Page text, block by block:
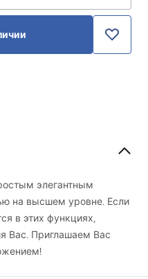
элегантным
на высшем уровне. Если
в этих функциях,
Вас. Приглашаем Вас